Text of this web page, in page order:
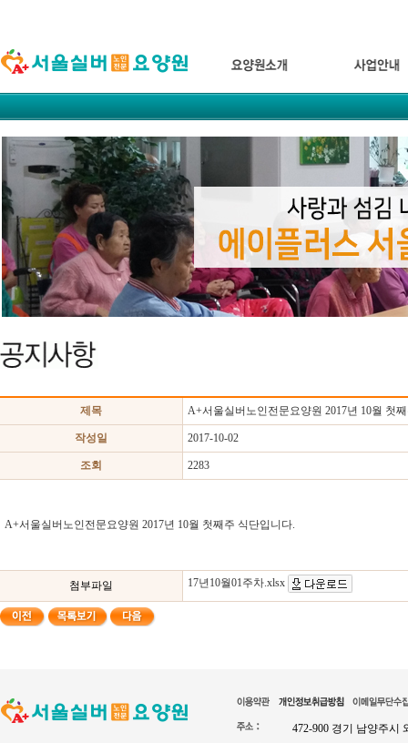
제목 A+서울실버노인전문요양원 2017년 10월 첫
작성일 2017-10-02
조회 2283
A+서울실버노인전문요양원 2017년 10월 첫째주 식단입니다.
첨부파일 17년10월01주차.xlsx
472-900 경기 남양주시